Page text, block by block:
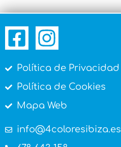
Política de Privacidad
Política de Cookies
Mapa Web
info@4coloresibiza.es